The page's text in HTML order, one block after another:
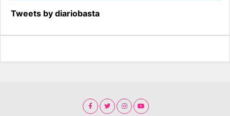
Tweets by diariobasta